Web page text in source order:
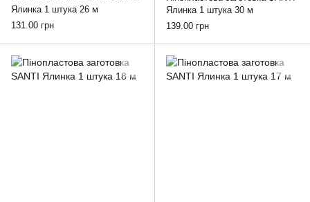
Ялинка 1 штука 26 м
131.00 грн
Ялинка 1 штука 30 м
139.00 грн